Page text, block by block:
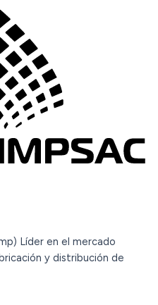
Líder en el mercado
y distribución de